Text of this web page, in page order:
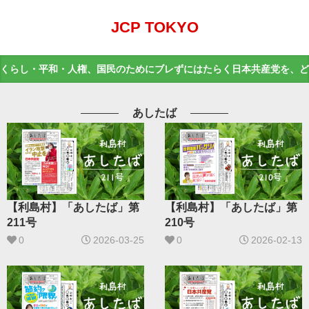
JCP TOKYO
くらし・平和・人権、国民のためにブレずにはたらく日本共産党を、
あしたば
【利島村】「あしたば」第
211号
0 2026-03-25
【利島村】「あしたば」第
210号
0 2026-02-13